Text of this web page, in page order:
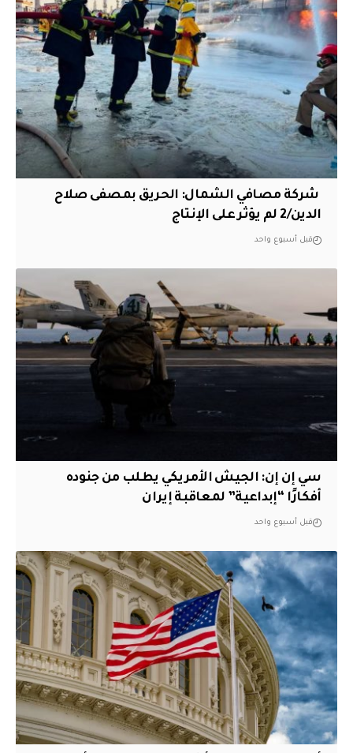
‏ شركة مصافي الشمال: الحريق بمصفى صلاح
الدين/2 لم يؤثر على الإنتاج
قبل أسبوع واحد
سي إن إن: الجيش الأمريكي يطلب من جنوده
أفكارًا “إبداعية” لمعاقبة إيران
قبل أسبوع واحد